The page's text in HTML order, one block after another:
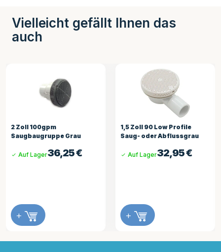
Vielleicht gefällt Ihnen das
auch
100gpm
Grau
36,25€
Lager
1,5 Zoll 90 Low Profile
Saug- oder Abflussgrau
32,95€
Auf Lager